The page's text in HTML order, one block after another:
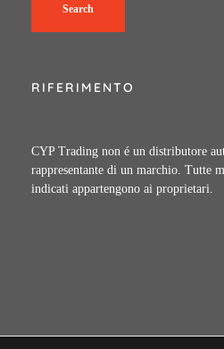
Search
RIFERIMENTO
CYP Trading non é un distributore
rappresentante di un marchio. Tutte
indicati appartengono ai proprietari.